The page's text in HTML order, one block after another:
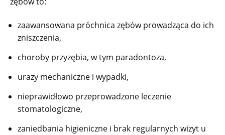
zaawansowana próchnica zębów prowadząca do ich
zniszczenia,
choroby przyzębia, w tym paradontoza,
urazy mechaniczne i wypadki,
nieprawidłowo przeprowadzone leczenie
stomatologiczne,
zaniedbania higieniczne i brak regularnych wizyt u